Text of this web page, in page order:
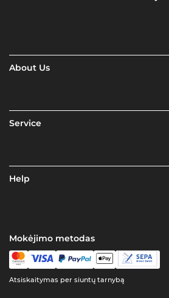
About Us
Service
Help
Mokėjimo metodas
Atsiskaitymas per siuntų tarnybą